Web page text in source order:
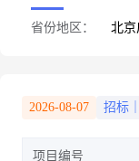
省份地区： 北京
2026-08-07 招标
项目编号